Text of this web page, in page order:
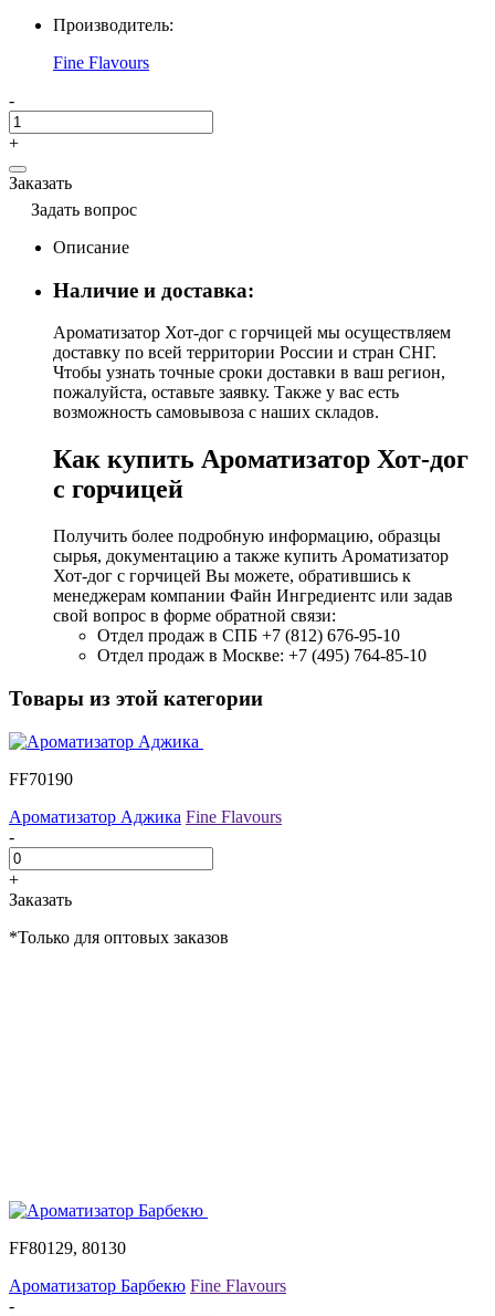
Производитель:
Fine Flavours
-
+
Заказать
Задать вопрос
Описание
Наличие и доставка:
Ароматизатор Хот-дог с горчицей мы осуществляем
доставку по всей территории России и стран СНГ.
Чтобы узнать точные сроки доставки в ваш регион,
пожалуйста, оставьте заявку. Также у вас есть
возможность самовывоза с наших складов.
Как купить Ароматизатор Хот-дог
с горчицей
Получить более подробную информацию, образцы
сырья, документацию а также купить Ароматизатор
Хот-дог с горчицей Вы можете, обратившись к
менеджерам компании Файн Ингредиентс или задав
свой вопрос в форме обратной связи:
Отдел продаж в СПБ +7 (812) 676-95-10
Отдел продаж в Москве: +7 (495) 764-85-10
Товары из этой категории
FF70190
Ароматизатор Аджика Fine Flavours
-
+
Заказать
*Только для оптовых заказов
FF80129, 80130
Ароматизатор Барбекю Fine Flavours
-